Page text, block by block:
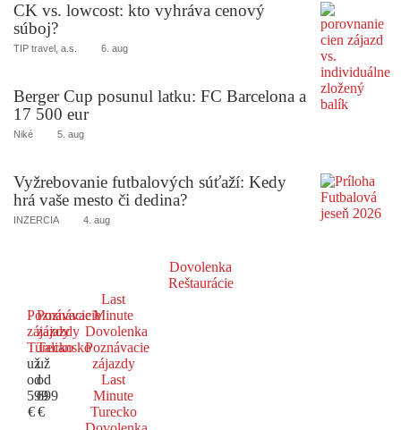
CK vs. lowcost: kto vyhráva cenový
súboj?
TIP travel, a.s. 6. aug
Berger Cup posunul latku: FC Barcelona a
17 500 eur
Niké 5. aug
Vyžrebovanie futbalových súťaží: Kedy
hrá vaše mesto či dedina?
INZERCIA 4. aug
Dovolenka
Reštaurácie
Poznávacie
zájazdy
Turecko
už
od
599
€
Poznávacie
zájazdy
Taliansko
už
od
699
€
Last
Minute
Dovolenka
Poznávacie
zájazdy
Last
Minute
Turecko